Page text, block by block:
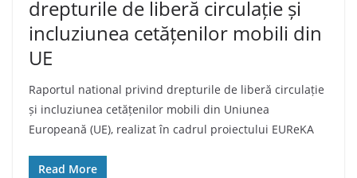
drepturile de liberă circulație și
incluziunea cetățenilor mobili din
UE
Raportul national privind drepturile de liberă circulație
și incluziunea cetățenilor mobili din Uniunea
Europeană (UE), realizat în cadrul proiectului EUReKA
Read More